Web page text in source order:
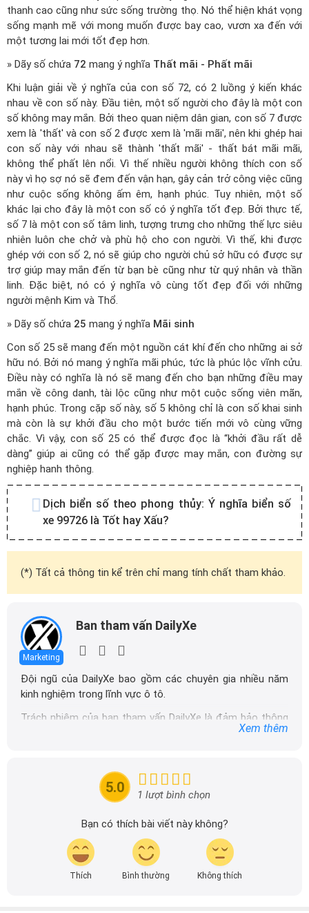
thanh cao cũng như sức sống trường thọ. Nó thể hiện khát vọng
sống mạnh mẽ với mong muốn được bay cao, vươn xa đến với
một tương lai mới tốt đẹp hơn.
» Dãy số chứa 72 mang ý nghĩa Thất mãi - Phất mãi
Khi luận giải về ý nghĩa của con số 72, có 2 luồng ý kiến khác
nhau về con số này. Đầu tiên, một số người cho đây là một con
số không may mắn. Bởi theo quan niệm dân gian, con số 7 được
xem là 'thất' và con số 2 được xem là 'mãi mãi', nên khi ghép hai
con số này với nhau sẽ thành 'thất mãi' - thất bát mãi mãi,
không thể phất lên nổi. Vì thế nhiều người không thích con số
này vì họ sợ nó sẽ đem đến vận hạn, gây cản trở công việc cũng
như cuộc sống không ấm êm, hạnh phúc. Tuy nhiên, một số
khác lại cho đây là một con số có ý nghĩa tốt đẹp. Bởi thực tế,
số 7 là một con số tâm linh, tượng trưng cho những thế lực siêu
nhiên luôn che chở và phù hộ cho con người. Vì thế, khi được
ghép với con số 2, nó sẽ giúp cho người chủ sở hữu có được sự
trợ giúp may mắn đến từ bạn bè cũng như từ quý nhân và thần
linh. Đặc biệt, nó có ý nghĩa vô cùng tốt đẹp đối với những
người mệnh Kim và Thổ.
» Dãy số chứa 25 mang ý nghĩa Mãi sinh
Con số 25 sẽ mang đến một nguồn cát khí đến cho những ai sở
hữu nó. Bởi nó mang ý nghĩa mãi phúc, tức là phúc lộc vĩnh cửu.
Điều này có nghĩa là nó sẽ mang đến cho bạn những điều may
mắn về công danh, tài lộc cũng như một cuộc sống viên mãn,
hạnh phúc. Trong cặp số này, số 5 không chỉ là con số khai sinh
mà còn là sự khởi đầu cho một bước tiến mới vô cùng vững
chắc. Vì vậy, con số 25 có thể được đọc là “khởi đầu rất dễ
dàng” giúp ai cũng có thể gặp được may mắn, con đường sự
nghiệp hanh thông.
Dịch biển số theo phong thủy: Ý nghĩa biển số
xe 99726 là Tốt hay Xấu?
(*) Tất cả thông tin kể trên chỉ mang tính chất tham khảo.
Marketing
Ban tham vấn DailyXe
Đội ngũ của DailyXe bao gồm các chuyên gia nhiều năm
kinh nghiệm trong lĩnh vực ô tô.
Trách nhiệm của ban tham vấn DailyXe là đảm bảo thông
tin chính xác được đăng tải trên dailyxe.com.vn, thường
tin nhanh chóng và dễ dàng hơn.
Xem thêm
5.0 1 lượt bình chọn
Bạn có thích bài viết này không?
Thích Bình thường Không thích